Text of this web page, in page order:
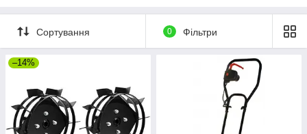
вартості має ряд переваг:
електричний культиватор можна використовувати в
закритих приміщеннях: теплицях, парниках, зимових
садах, оскільки він не виділяє шкідливих вихлопних
газів;
продуктивність электрогрунтофреза приблизно 3
сотки в годину;
Сортування 0 Фільтри
–14%